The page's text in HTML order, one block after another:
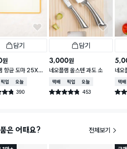
담기
원
항균 도마 25X3
매장픽업오늘배송
390
건 작성
담기
3,000원
네오플램 올스텐 과도 소
택배배송매장픽업오늘배송
별점 4.8점 453
건 작성
네오
택배
별점
은 어때요? 전체보기